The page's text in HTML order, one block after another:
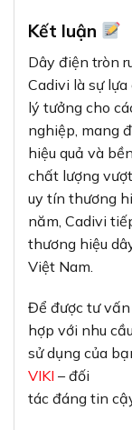
Kết luận
Dây điện tròn
Cadivi là sự lựa
lý tưởng cho
nghiệp, mang
hiệu quả và
chất lượng
uy tín thương
năm, Cadivi
thương hiệu
Việt Nam.
Để được tư
hợp với nhu cầu
sử dụng của
VIKI – đối
tác đáng tin